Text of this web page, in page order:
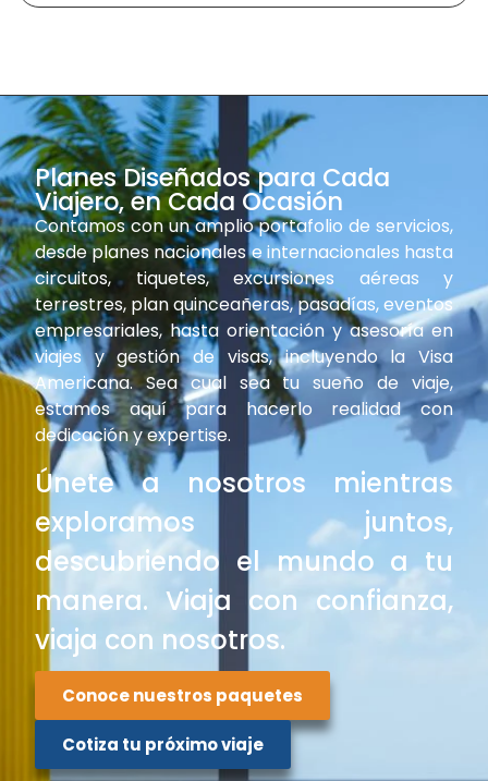
Planes Diseñados para Cada
Viajero, en Cada Ocasión
Contamos con un amplio portafolio de servicios,
desde planes nacionales e internacionales hasta
circuitos, tiquetes, excursiones aéreas y
terrestres, plan quinceañeras, pasadías, eventos
empresariales, hasta orientación y asesoría en
viajes y gestión de visas, incluyendo la Visa
Americana. Sea cual sea tu sueño de viaje,
estamos aquí para hacerlo realidad con
dedicación y expertise.
Únete a nosotros mientras
exploramos juntos,
descubriendo el mundo a tu
manera. Viaja con confianza,
viaja con nosotros.
Conoce nuestros paquetes
Cotiza tu próximo viaje